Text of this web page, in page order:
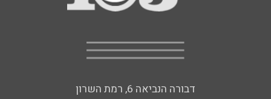
דבורה הנביאה 6, רמת השרון